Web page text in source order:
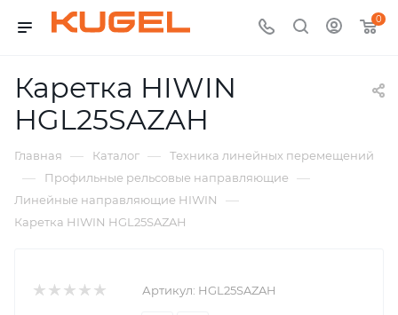
0
Каретка HIWIN
HGL25SAZAH
Главная — Каталог — Техника линейных перемещений
— Профильные рельсовые направляющие —
Линейные направляющие HIWIN —
Каретка HIWIN HGL25SAZAH
Артикул: HGL25SAZAH